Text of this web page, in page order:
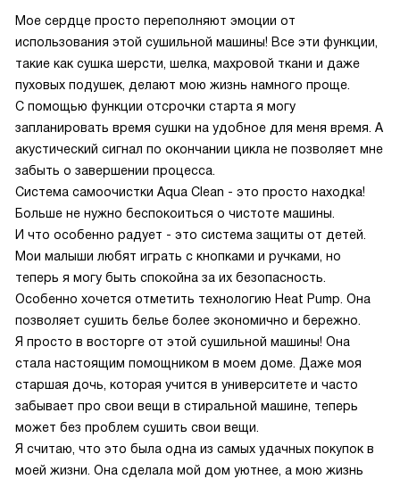
Мое сердце просто переполняют эмоции от
использования этой сушильной машины! Все эти функции,
такие как сушка шерсти, шелка, махровой ткани и даже
пуховых подушек, делают мою жизнь намного проще.
С помощью функции отсрочки старта я могу
запланировать время сушки на удобное для меня время. А
акустический сигнал по окончании цикла не позволяет мне
забыть о завершении процесса.
Система самоочистки Aqua Clean - это просто находка!
Больше не нужно беспокоиться о чистоте машины.
И что особенно радует - это система защиты от детей.
Мои малыши любят играть с кнопками и ручками, но
теперь я могу быть спокойна за их безопасность.
Особенно хочется отметить технологию Heat Pump. Она
позволяет сушить белье более экономично и бережно.
Я просто в восторге от этой сушильной машины! Она
стала настоящим помощником в моем доме. Даже моя
старшая дочь, которая учится в университете и часто
забывает про свои вещи в стиральной машине, теперь
может без проблем сушить свои вещи.
Я считаю, что это была одна из самых удачных покупок в
моей жизни. Она сделала мой дом уютнее, а мою жизнь